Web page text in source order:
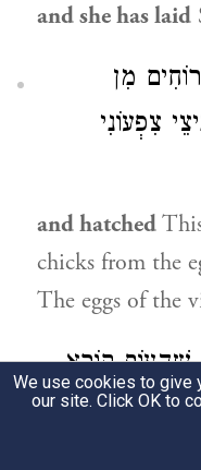
and she has laid
מִן
צִפְעוֹנִי
and hatched
chicks from the
The eggs of the
קוֹרֵא
גלוציי״ר
We use cookies to give
our site. Click OK to